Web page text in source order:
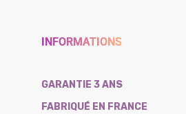
INFORMATIONS
GARANTIE 3 ANS
FABRIQUÉ EN FRANCE